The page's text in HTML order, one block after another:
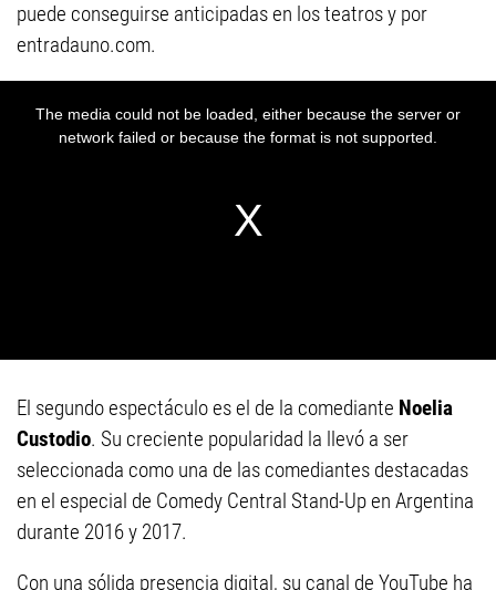
puede conseguirse anticipadas en los teatros y por
entradauno.com.
El segundo espectáculo es el de la comediante Noelia
Custodio. Su creciente popularidad la llevó a ser
seleccionada como una de las comediantes destacadas
en el especial de Comedy Central Stand-Up en Argentina
durante 2016 y 2017.
Con una sólida presencia digital, su canal de YouTube ha